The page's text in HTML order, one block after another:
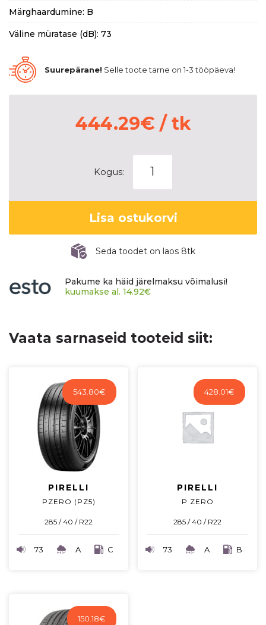
Märghaardumine: B
Väline müratase (dB): 73
Suurepärane! Selle toote tarne on 1-3 tööpäeva!
444.29€ / tk
Kogus:
PILOT
SPORT
4
S
kogus
Lisa ostukorvi
Seda toodet on laos 8tk
Pakume ka häid järelmaksu võimalusi!
kuumakse al. 14.92€
Vaata sarnaseid tooteid siit:
543.80€
PIRELLI
PZERO (PZ5)
285 / 40 / R22
73 A C
428.01€
PIRELLI
P ZERO
285 / 40 / R22
73 A B
150.18€